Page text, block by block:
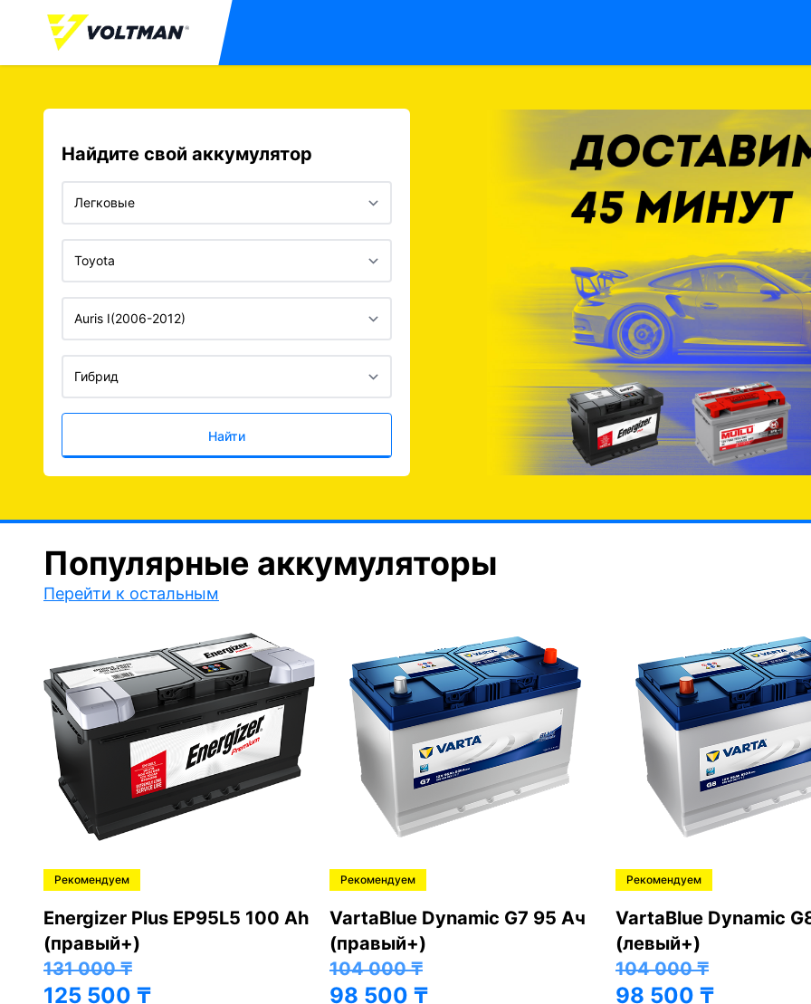
Найдите свой аккумулятор
Найти
Популярные аккумуляторы
Перейти к остальным
Рекомендуем
Energizer Plus EP95L5 100 Ah
(правый+)
131 000₸
125 500 ₸
Рекомендуем
VartaBlue Dynamic G7 95 Ач
(правый+)
104 000₸
98 500 ₸
Рекомендуем
VartaBlue Dynamic
(левый+)
104 000₸
98 500 ₸